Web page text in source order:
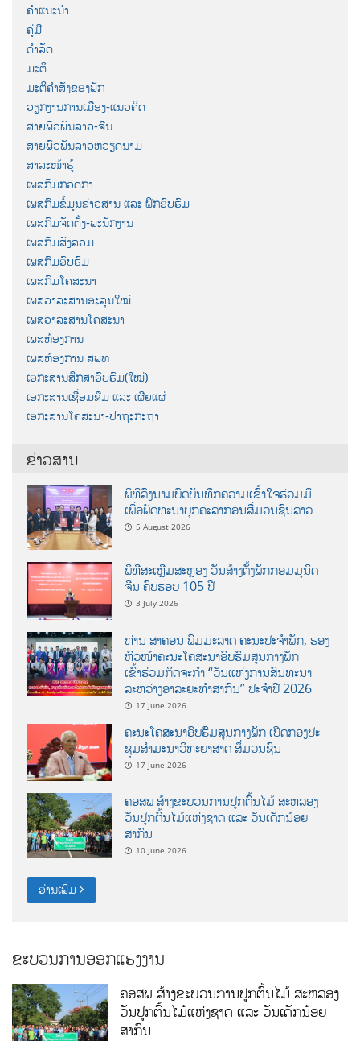
ຄຳແນະນຳ
ຄູ່ມື
ດຳລັດ
ມະຕິ
ມະຕິຄຳສັ່ງຂອງພັກ
ວຽກງານການເມືອງ-ແນວຄິດ
ສາຍພົວພັນລາວ-ຈີນ
ສາຍພົວພັນລາວຫວຽດນາມ
ສາລະໜ້າຮູ້
ເພສກົມກວດກາ
ເພສກົມຂໍ້ມູນຂ່າວສານ ແລະ ຝຶກອົບຮົມ
ເພສກົມຈັດຕັ້ງ-ພະນັກງານ
ເພສກົມສັງລວມ
ເພສກົມອົບຮົມ
ເພສກົມໂຄສະນາ
ເພສວາລະສານອະລຸນໃໝ່
ເພສວາລະສານໂຄສະນາ
ເພສຫ້ອງການ
ເພສຫ້ອງການ ສພທ
ເອກະສານສຶກສາອົບຮົມ(ໃໝ່)
ເອກະສານເຊື່ອມຊືມ ແລະ ເຜີຍແຜ່
ເອກະສານໂຄສະນາ-ປາຖະກະຖາ
ຂ່າວສານ
ພິທີລົງນາມບົດບັນທຶກຄວາມເຂົ້າໃຈຮ່ວມມື
ເພື່ອພັດທະນາບຸກຄະລາກອນສື່ມວນຊົນລາວ
5 August 2026
ພິທີສະເຫຼີມສະຫຼອງ ວັນສ້າງຕັ້ງພັກກອມມູນິດ
ຈີນ ຄົບຮອບ 105 ປີ
3 July 2026
ທ່ານ ສາຄອນ ພົມມະລາດ ຄະນະປະຈໍາພັກ, ຮອງ
ຫົວໜ້າຄະນະໂຄສະນາອົບຮົມສູນກາງພັກ
ເຂົ້າຮ່ວມກິດຈະກຳ “ວັນແຫ່ງການສົນທະນາ
ລະຫວ່າງອາລະຍະທຳສາກົນ” ປະຈຳປີ 2026
17 June 2026
ຄະນະໂຄສະນາອົບຮົມສູນກາງພັກ ເປີດກອງປະ
ຊຸມສຳມະນາວິທະຍາສາດ ສຶ່ມວນຊົນ
17 June 2026
ຄອສພ ສ້າງຂະບວນການປູກຕົ້ນໄມ້ ສະຫລອງ
ວັນປູກຕົ້ນໄມ້ແຫ່ງຊາດ ແລະ ວັນເດັກນ້ອຍ
ສາກົນ
10 June 2026
ອ່ານເພີ່ມ
ຂະບວນການອອກແຮງງານ
ຄອສພ ສ້າງຂະບວນການປູກຕົ້ນໄມ້ ສະຫລອງ
ວັນປູກຕົ້ນໄມ້ແຫ່ງຊາດ ແລະ ວັນເດັກນ້ອຍ
ສາກົນ